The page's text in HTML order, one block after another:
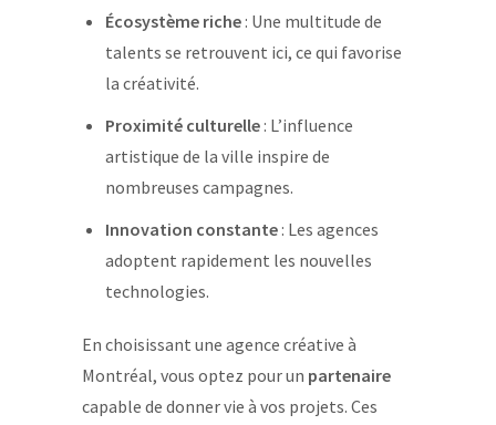
Écosystème riche: Une multitude de
talents se retrouvent ici, ce qui favorise
la créativité.
Proximité culturelle: L’influence
artistique de la ville inspire de
nombreuses campagnes.
Innovation constante: Les agences
adoptent rapidement les nouvelles
technologies.
En choisissant une agence créative à
Montréal, vous optez pour un partenaire
capable de donner vie à vos projets. Ces